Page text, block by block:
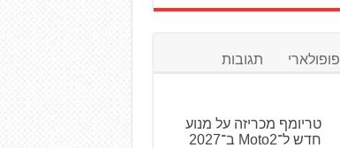
פופולארי תגובות
טריומף מכריזה על מנוע
חדש ל־Moto2 ב־2027